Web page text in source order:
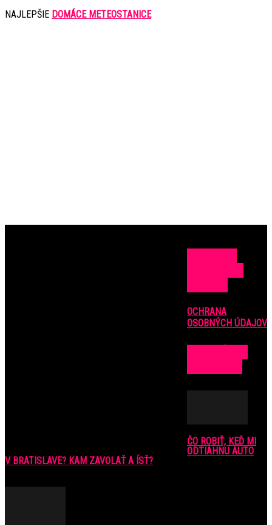
NAJLEPŠIE DOMÁCE METEOSTANICE
OCHRANA
OSOBNÝCH ÚDAJOV
ČO ROBIŤ, KEĎ MI
ODTIAHNU AUTO
V BRATISLAVE? KAM ZAVOLAŤ A ÍSŤ?